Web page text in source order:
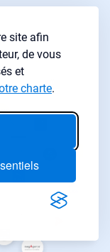
site afin
de vous
et
charte.